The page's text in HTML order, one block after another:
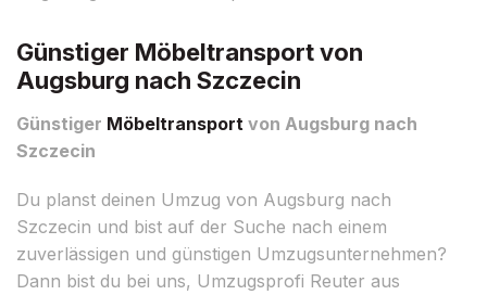
Günstiger Möbeltransport von
Augsburg nach Szczecin
Günstiger Möbeltransport von Augsburg nach
Szczecin
Du planst deinen Umzug von Augsburg nach
Szczecin und bist auf der Suche nach einem
zuverlässigen und günstigen Umzugsunternehmen?
Dann bist du bei uns, Umzugsprofi Reuter aus